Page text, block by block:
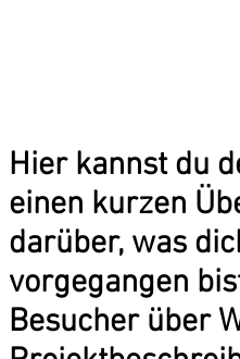
Hier kannst du
einen kurzen
darüber, was
vorgegangen
Besucher über